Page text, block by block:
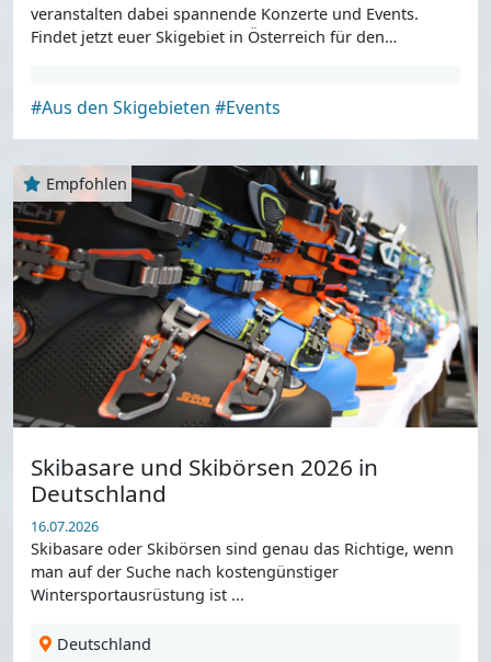
veranstalten dabei spannende Konzerte und Events.
Findet jetzt euer Skigebiet in Österreich für den
#Aus den Skigebieten #Events
Empfohlen
Skibasare und Skibörsen 2026 in
Deutschland
16.07.2026
Skibasare oder Skibörsen sind genau das Richtige, wenn
man auf der Suche nach kostengünstiger
Wintersportausrüstung ist ...
Deutschland